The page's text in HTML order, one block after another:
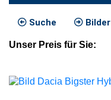
Suche Bilder
Unser Preis für Sie: